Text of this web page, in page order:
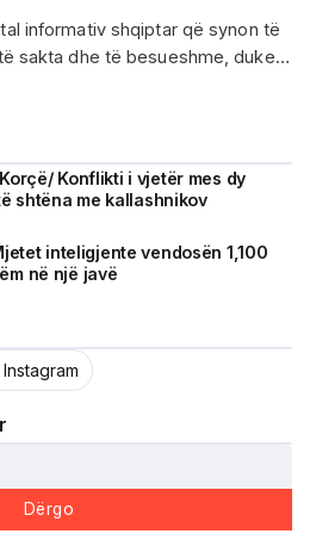
informativ shqiptar që synon të
sakta dhe të besueshme, duke
Fokus i punës sonë janë
sociale, denoncimet
prekin drejtpërdrejt jetën e
të shkurtër, Vrojtuesit është
dhe një pasqyrë reale të
Konflikti i vjetër mes dy
shtëna me kallashnikov
inteligjente vendosën 1,100
në një javë
Instagram
Dërgo